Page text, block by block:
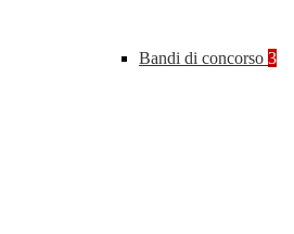
Bandi di concorso 3